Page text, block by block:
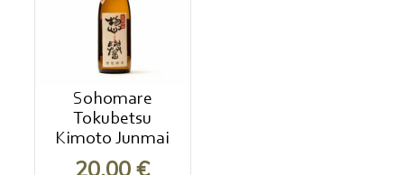
Sohomare
Tokubetsu
Kimoto Junmai
20,00€